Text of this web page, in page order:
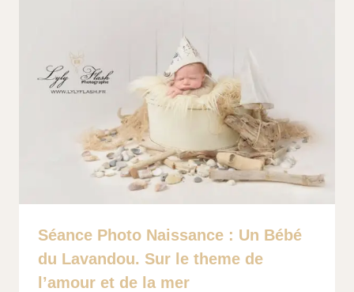
Séance Photo Naissance : Un Bébé
du Lavandou. Sur le theme de
l’amour et de la mer